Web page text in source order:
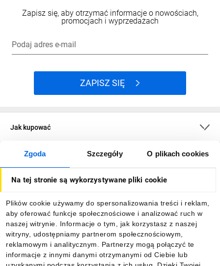
Zgoda Szczegóły O plikach cookies
Na tej stronie są wykorzystywane pliki cookie
Plików cookie używamy do spersonalizowania treści i reklam,
aby oferować funkcje społecznościowe i analizować ruch w
naszej witrynie. Informacje o tym, jak korzystasz z naszej
witryny, udostępniamy partnerom społecznościowym,
reklamowym i analitycznym. Partnerzy mogą połączyć te
informacje z innymi danymi otrzymanymi od Ciebie lub
Zapisz się, aby otrzymać informacje o nowościach,
promocjach i wyprzedażach
Podaj adres e-mail
ZAPISZ SIĘ
Jak kupować
O firmie
Informacje
Pobierz naszą aplikację mobilną: